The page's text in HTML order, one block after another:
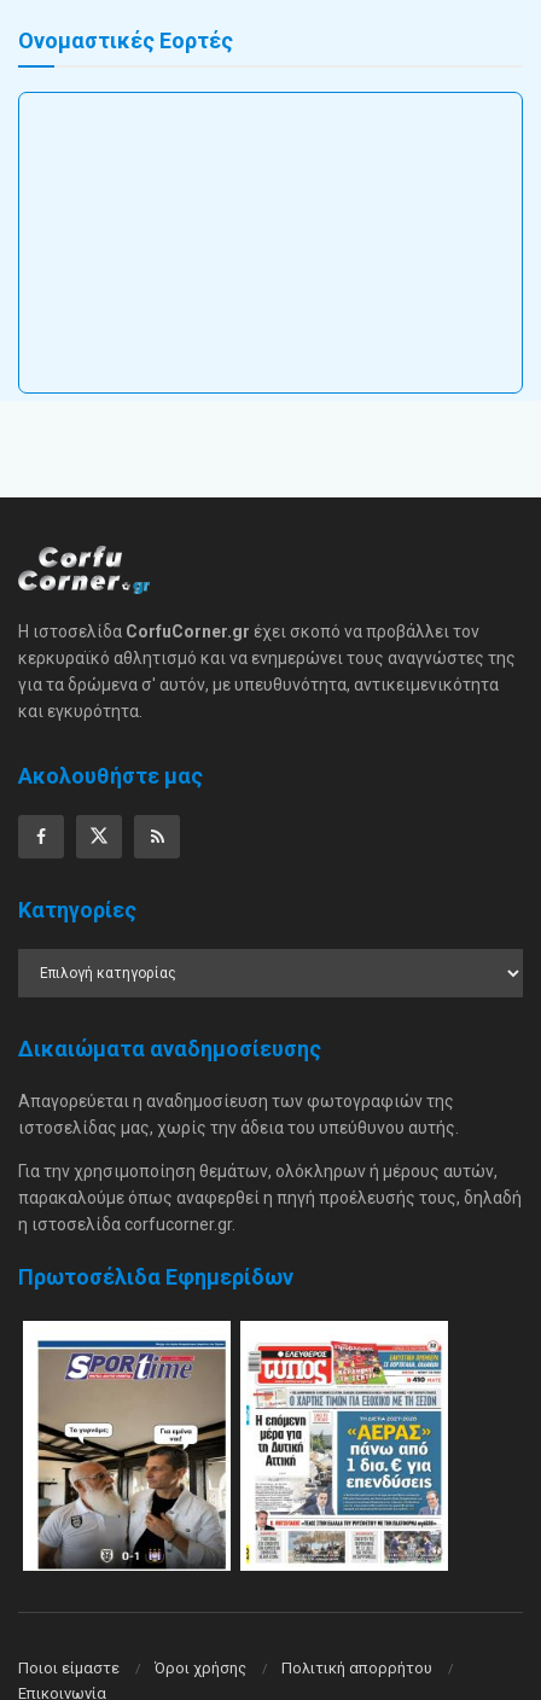
Ονομαστικές Εορτές
Η ιστοσελίδα CorfuCorner.gr έχει σκοπό να προβάλλει τον
κερκυραϊκό αθλητισμό και να ενημερώνει τους αναγνώστες της
για τα δρώμενα σ' αυτόν, με υπευθυνότητα, αντικειμενικότητα
και εγκυρότητα.
Ακολουθήστε μας
Κατηγορίες
Δικαιώματα αναδημοσίευσης
Απαγορεύεται η αναδημοσίευση των φωτογραφιών της
ιστοσελίδας μας, χωρίς την άδεια του υπεύθυνου αυτής.
Για την χρησιμοποίηση θεμάτων, ολόκληρων ή μέρους αυτών,
παρακαλούμε όπως αναφερθεί η πηγή προέλευσής τους, δηλαδή
η ιστοσελίδα corfucorner.gr.
Πρωτοσέλιδα Εφημερίδων
Ποιοι είμαστε Όροι χρήσης
Πολιτική απορρήτου
Επικοινωνία